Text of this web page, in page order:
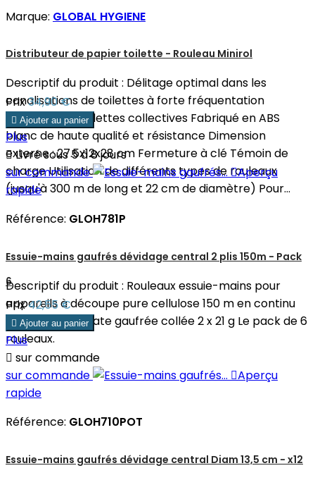
Marque: GLOBAL HYGIENE
Distributeur de papier toilette - Rouleau Minirol
Descriptif du produit : Délitage optimal dans les
canalisations de toilettes à forte fréquentation
Utilisation en toilettes collectives Fabriqué en ABS
blanc de haute qualité et résistance Dimension
externe : 27.5x12x28 cm Fermeture à clé Témoin de
charge Utilisation de différents types de rouleaux
(jusqu'à 300 m de long et 22 cm de diamètre) Pour...
Prix34,90 €
 Ajouter au panier
Plus
Livré sous 5 à 8 jours
sur commande
Aperçu
rapide
Référence: GLOH781P
Essuie-mains gaufrés dévidage central 2 plis 150m - Pack
6
Descriptif du produit : Rouleaux essuie-mains pour
appareils à découpe pure cellulose 150 m en continu
Laize : 20 cm Ouate gaufrée collée 2 x 21 g Le pack de 6
rouleaux.
Prix42,55 €
 Ajouter au panier
Plus
 sur commande
sur commande
Aperçu
rapide
Référence: GLOH710POT
Essuie-mains gaufrés dévidage central Diam 13,5 cm - x12